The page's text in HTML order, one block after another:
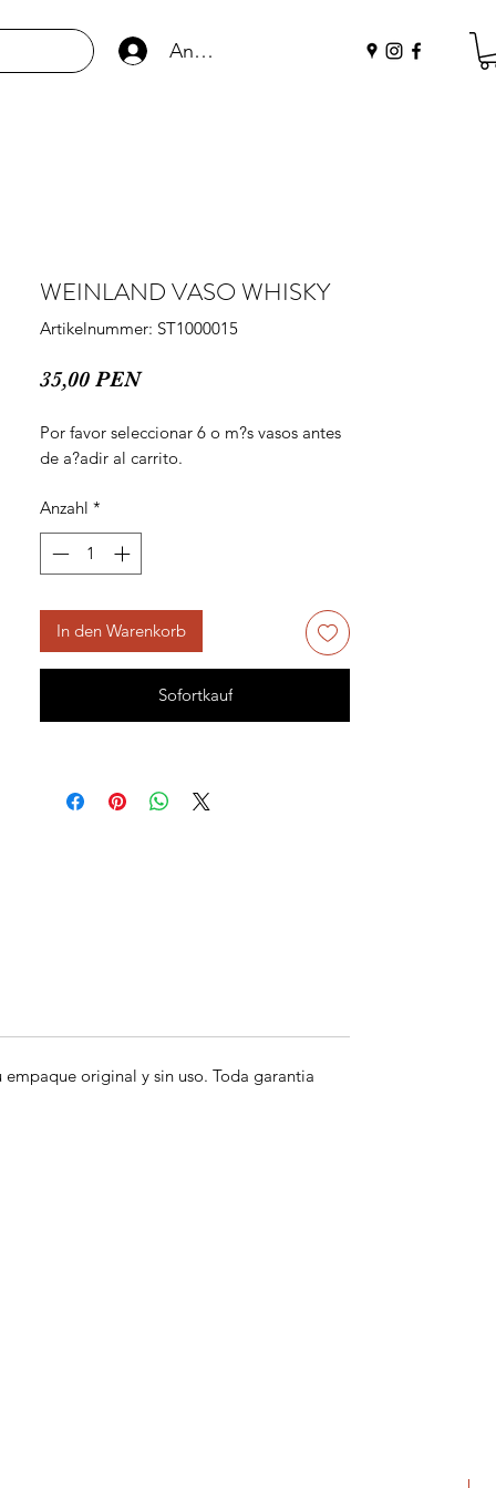
Anmelden
WEINLAND VASO WHISKY
Artikelnummer: ST1000015
35,00 PENPreis
Por favor seleccionar 6 o m?s vasos antes
de a?adir al carrito.
Anzahl *
In den Warenkorb
Sofortkauf
original y sin uso. Toda garantia